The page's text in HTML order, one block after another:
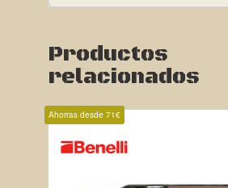
Productos
relacionados
Ahorras desde 71€